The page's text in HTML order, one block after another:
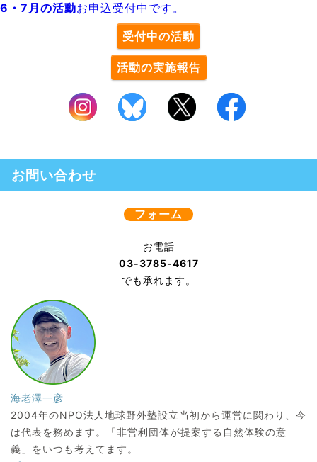
6・7月の活動お申込受付中です。
受付中の活動
活動の実施報告
お問い合わせ
フォーム
お電話
03-3785-4617
でも承れます。
海老澤一彦
2004年のNPO法人地球野外塾設立当初から運営に関わり、今
は代表を務めます。「非営利団体が提案する自然体験の意
義」をいつも考えてます。